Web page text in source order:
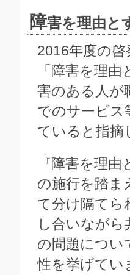
障害を理由と
2016年度の
「障害を理
害のある人が
でのサービス
ていると指摘
『障害を理
の施行を踏ま
て分け隔てら
し合いなが
の問題につい
性を挙げてい